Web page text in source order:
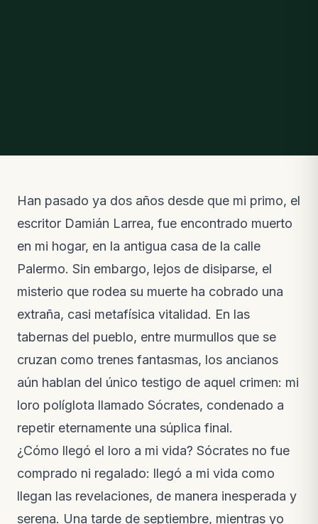
Han pasado ya dos años desde que mi primo, el
escritor Damián Larrea, fue encontrado muerto
en mi hogar, en la antigua casa de la calle
Palermo. Sin embargo, lejos de disiparse, el
misterio que rodea su muerte ha cobrado una
extraña, casi metafísica vitalidad. En las
tabernas del pueblo, entre murmullos que se
cruzan como trenes fantasmas, los ancianos
aún hablan del único testigo de aquel crimen: mi
loro políglota llamado Sócrates, condenado a
repetir eternamente una súplica final.
¿Cómo llegó el loro a mi vida? Sócrates no fue
comprado ni regalado: llegó a mi vida como
llegan las revelaciones, de manera inesperada y
serena. Una tarde de septiembre, mientras yo